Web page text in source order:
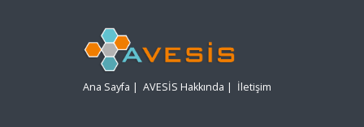
Ana Sayfa | AVESİS Hakkında | İletişim